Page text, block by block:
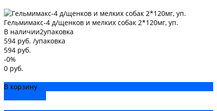
Гельмимакс-4 д/щенков и мелких собак 2*120мг, уп.
В наличии2упаковка
594 руб. /упаковка
594 руб.
-0%
0 руб.
В корзину